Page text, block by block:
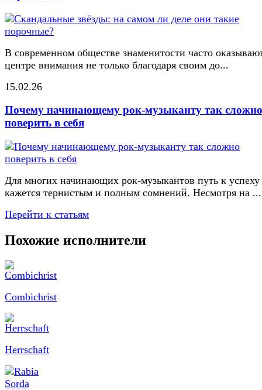
В современном обществе знаменитости часто
центре внимания не только благодаря своим до...
15.02.26
Почему начинающему рок-музыканту так сложно
поверить в себя
Для многих начинающих рок-музыкантов путь к успеху
кажется тернистым и полным сомнений. Несмотря на ...
Перейти к статьям
Похожие исполнители
Combichrist
Herrschaft